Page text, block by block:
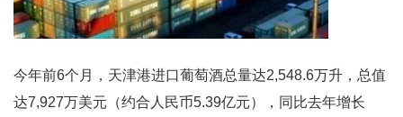
今年前6个月，天津港进口葡萄酒总量达2,548.6万升，总值
达7,927万美元（约合人民币5.39亿元），同比去年增长